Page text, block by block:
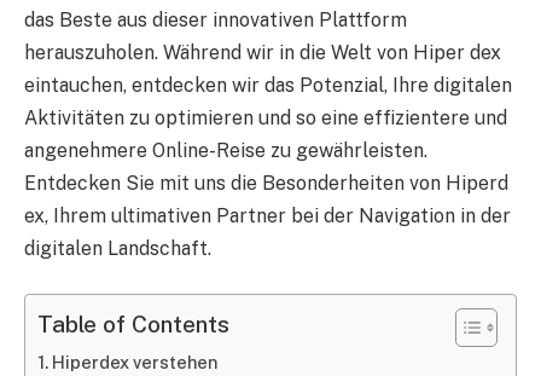
das Beste aus dieser innovativen Plattform
herauszuholen. Während wir in die Welt von Hiper dex
eintauchen, entdecken wir das Potenzial, Ihre digitalen
Aktivitäten zu optimieren und so eine effizientere und
angenehmere Online-Reise zu gewährleisten.
Entdecken Sie mit uns die Besonderheiten von Hiperd
ex, Ihrem ultimativen Partner bei der Navigation in der
digitalen Landschaft.
Table of Contents
Hiperdex verstehen